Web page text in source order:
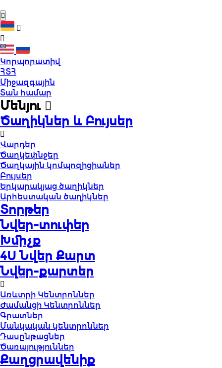
Կորպորատիվ
ՀՏՀ
Միջազգային
Տան համար
Մենյու
Ծաղիկներ և Բույսեր
Վարդեր
Ծաղկեփնջեր
Ծաղկային կոմպոզիցիաներ
Բույսեր
Երկարակյաց ծաղիկներ
Արհեստական ծաղիկներ
Տորթեր
Նվեր-տուփեր
Խմիչք
4U Նվեր Քարտ
Նվեր-քարտեր
Առևտրի Կենտրոններ
Ժամանցի Կենտրոններ
Գրատներ
Մանկական կենտրոններ
Դասընթացներ
Ծառայություններ
Քաղցրավենիք